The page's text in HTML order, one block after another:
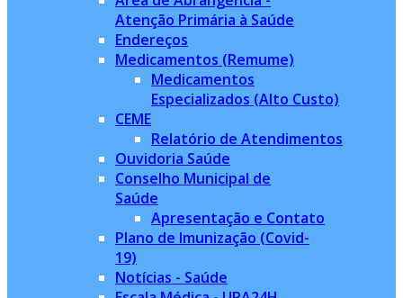
Atenção Primária à Saúde
Endereços
Medicamentos (Remume)
Medicamentos
Especializados (Alto Custo)
CEME
Relatório de Atendimentos
Ouvidoria Saúde
Conselho Municipal de
Saúde
Apresentação e Contato
Plano de Imunização (Covid-
19)
Notícias - Saúde